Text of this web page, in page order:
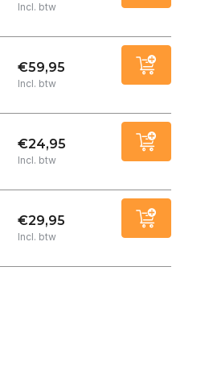
Incl. btw
€59,95
Incl. btw
€24,95
Incl. btw
€29,95
Incl. btw